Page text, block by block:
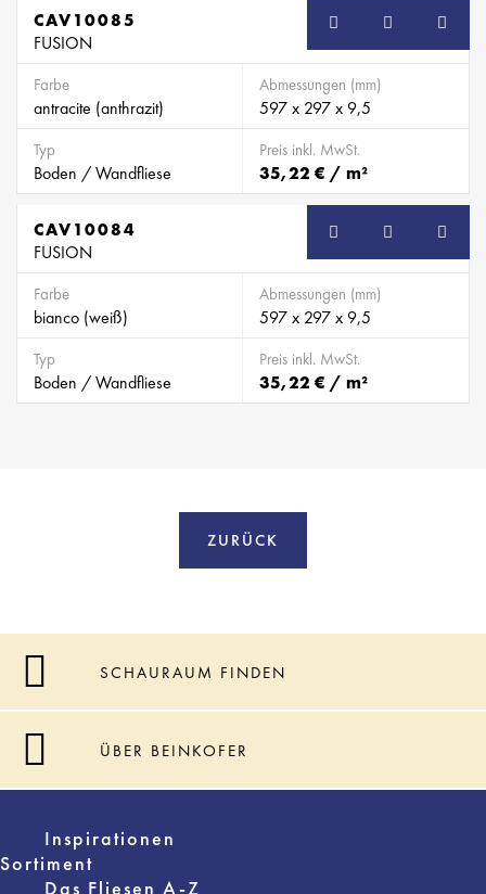
CAV10085
FUSION
Farbe
antracite (anthrazit)
Abmessungen (mm)
597 x 297 x 9,5
Typ
Boden / Wandfliese
Preis inkl. MwSt.
35,22 € / m²
CAV10084
FUSION
Farbe
bianco (weiß)
Abmessungen (mm)
597 x 297 x 9,5
Typ
Boden / Wandfliese
Preis inkl. MwSt.
35,22 € / m²
ZURÜCK
SCHAURAUM FINDEN
ÜBER BEINKOFER
Inspirationen
Sortiment
Das Fliesen A-Z